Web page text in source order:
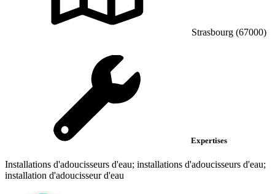
Strasbourg (67000)
Expertises
Installations d'adoucisseurs d'eau; installations d'adoucisseurs d'eau;
installation d'adoucisseur d'eau